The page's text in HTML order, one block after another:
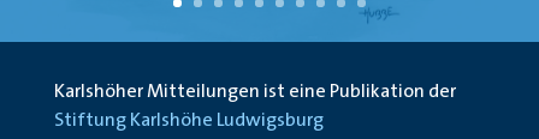
Karlshöher Mitteilungen ist eine Publikation der
Stiftung Karlshöhe Ludwigsburg